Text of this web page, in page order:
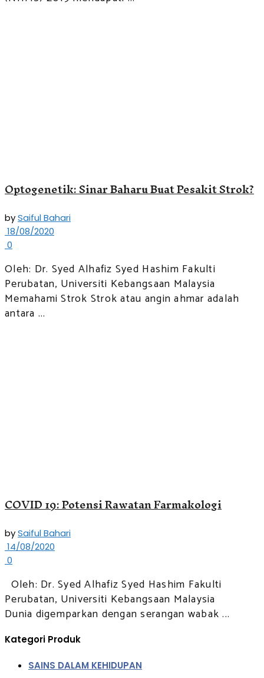
Optogenetik: Sinar Baharu Buat Pesakit Strok?
bySaiful Bahari
18/08/2020
0
Oleh: Dr. Syed Alhafiz Syed Hashim Fakulti
Perubatan, Universiti Kebangsaan Malaysia
Memahami Strok Strok atau angin ahmar adalah
antara ...
COVID 19: Potensi Rawatan Farmakologi
bySaiful Bahari
14/08/2020
0
Oleh: Dr. Syed Alhafiz Syed Hashim Fakulti
Perubatan, Universiti Kebangsaan Malaysia
Dunia digemparkan dengan serangan wabak ...
Kategori Produk
SAINS DALAM KEHIDUPAN